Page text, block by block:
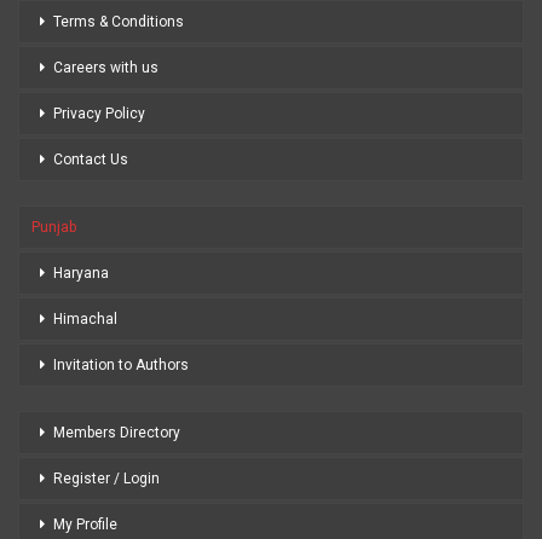
Terms & Conditions
Careers with us
Privacy Policy
Contact Us
Punjab
Haryana
Himachal
Invitation to Authors
Members Directory
Register / Login
My Profile